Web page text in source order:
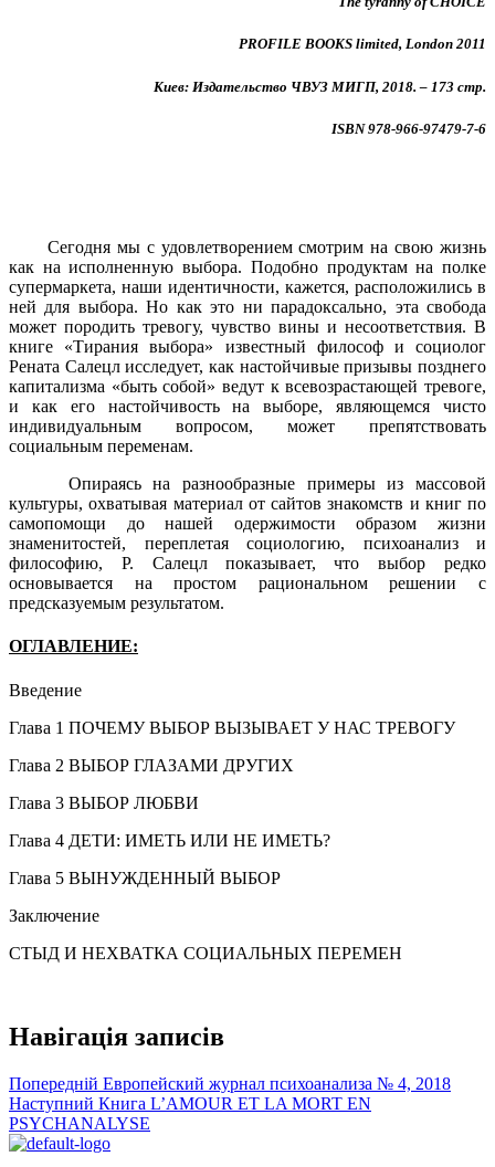
PROFILE BOOKS limited, London 2011
Киев: Издательство ЧВУЗ МИГП, 2018. – 173 стр.
ISBN 978-966-97479-7-6
Сегодня мы с удовлетворением смотрим на свою жизнь
как на исполненную выбора. Подобно продуктам на полке
супермаркета, наши идентичности, кажется, расположились в
ней для выбора. Но как это ни парадоксально, эта свобода
может породить тревогу, чувство вины и несоответствия. В
книге «Тирания выбора» известный философ и социолог
Рената Салецл исследует, как настойчивые призывы позднего
капитализма «быть собой» ведут к всевозрастающей тревоге,
и как его настойчивость на выборе, являющемся чисто
индивидуальным вопросом, может препятствовать
социальным переменам.
Опираясь на разнообразные примеры из массовой
культуры, охватывая материал от сайтов знакомств и книг по
самопомощи до нашей одержимости образом жизни
знаменитостей, переплетая социологию, психоанализ и
философию, Р. Салецл показывает, что выбор редко
основывается на простом рациональном решении с
предсказуемым результатом.
ОГЛАВЛЕНИЕ:
Введение
Глава 1 ПОЧЕМУ ВЫБОР ВЫЗЫВАЕТ У НАС ТРЕВОГУ
Глава 2 ВЫБОР ГЛАЗАМИ ДРУГИХ
Глава 3 ВЫБОР ЛЮБВИ
Глава 4 ДЕТИ: ИМЕТЬ ИЛИ НЕ ИМЕТЬ?
Глава 5 ВЫНУЖДЕННЫЙ ВЫБОР
Заключение
СТЫД И НЕХВАТКА СОЦИАЛЬНЫХ ПЕРЕМЕН
Навігація записів
Попередній Европейский журнал психоанализа № 4, 2018
Наступний Книга L’AMOUR ET LA MORT EN
PSYCHANALYSE